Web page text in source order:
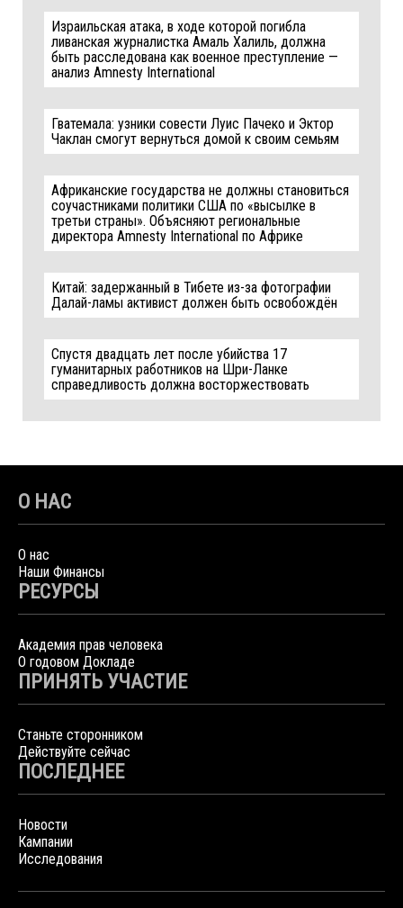
Израильская атака, в ходе которой погибла
ливанская журналистка Амаль Халиль, должна
быть расследована как военное преступление —
анализ Amnesty International
Гватемала: узники совести Луис Пачеко и Эктор
Чаклан смогут вернуться домой к своим семьям
Африканские государства не должны становиться
соучастниками политики США по «высылке в
третьи страны». Объясняют региональные
директора Amnesty International по Африке
Китай: задержанный в Тибете из-за фотографии
Далай-ламы активист должен быть освобождён
Спустя двадцать лет после убийства 17
гуманитарных работников на Шри-Ланке
справедливость должна восторжествовать
О НАС
О нас
Наши Финансы
РЕСУРСЫ
Академия прав человека
О годовом Докладе
ПРИНЯТЬ УЧАСТИЕ
Станьте сторонником
Действуйте сейчас
ПОСЛЕДНЕЕ
Новости
Кампании
Исследования